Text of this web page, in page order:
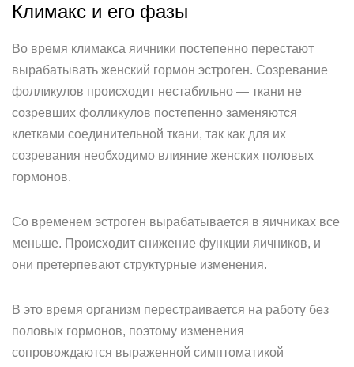
Климакс и его фазы
Во время климакса яичники постепенно перестают
вырабатывать женский гормон эстроген. Созревание
фолликулов происходит нестабильно — ткани не
созревших фолликулов постепенно заменяются
клетками соединительной ткани, так как для их
созревания необходимо влияние женских половых
гормонов.
Со временем эстроген вырабатывается в яичниках все
меньше. Происходит снижение функции яичников, и
они претерпевают структурные изменения.
В это время организм перестраивается на работу без
половых гормонов, поэтому изменения
сопровождаются выраженной симптоматикой